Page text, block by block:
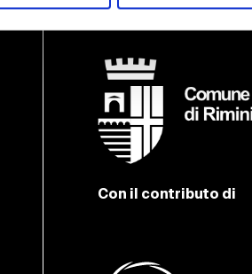
Con il contributo di